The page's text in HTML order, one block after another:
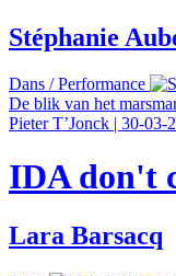
Stéphanie
Dans /Performance
De blik van het
Pieter T’Jonck | 30-03-
IDA don't
Lara Barsacq